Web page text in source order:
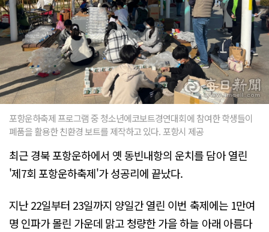
포항운하축제 프로그램 중 청소년에코보트경연대회에 참여한 학생들이
폐품을 활용한 친환경 보트를 제작하고 있다. 포항시 제공
최근 경북 포항운하에서 옛 동빈내항의 운치를 담아 열린
'제7회 포항운하축제'가 성공리에 끝났다.
지난 22일부터 23일까지 양일간 열린 이번 축제에는 1만여
명 인파가 몰린 가운데 맑고 청량한 가을 하늘 아래 아름다